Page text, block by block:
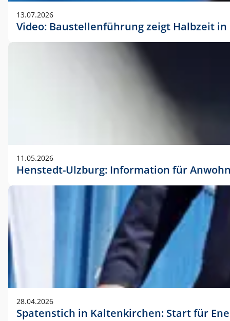
13.07.2026
Video: Baustellenführung zeigt Halbzeit
11.05.2026
Henstedt-Ulzburg: Information für
28.04.2026
Spatenstich in Kaltenkirchen: Start für